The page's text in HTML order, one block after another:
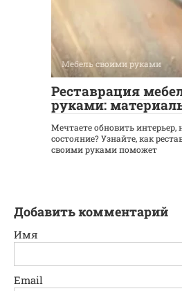
Мебель своими руками
Реставрация
руками:
Мечтаете обновить интерьер,
состояние? Узнайте, как
своими руками поможет
Добавить комментарий
Имя
Email